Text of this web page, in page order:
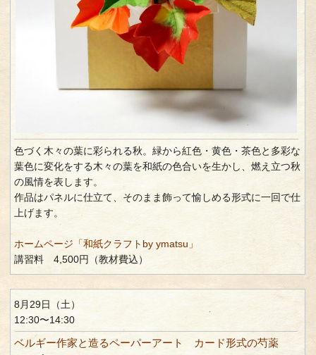
色づく木々の葉に彩られる秋。緑から紅色・黄色・茶色と多彩な
葉色に変化をする木々の葉を和紙の色合いを生かし、燃え立つ秋
の風情を表します。
作品はパネルに仕立て、そのまま飾って愉しめる形式に一回で仕
上げます。
ホームページ「和紙クラフトby ymatsu」
講習料 4,500円（教材費込）
8月29日（土）
12:30〜14:30
ベルギー作家と造るペーパーアート カード形式の芍薬